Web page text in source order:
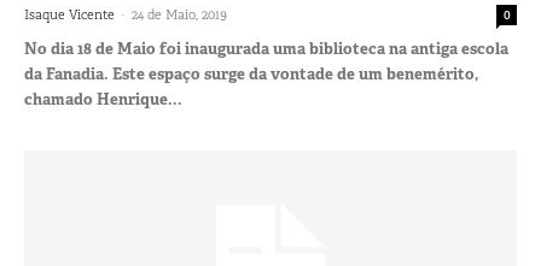
Isaque Vicente - 24 de Maio, 2019 0
No dia 18 de Maio foi inaugurada uma biblioteca na antiga escola
da Fanadia. Este espaço surge da vontade de um benemérito,
chamado Henrique...